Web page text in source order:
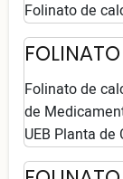
Folinato de
Folinato de
de
UEB Planta de